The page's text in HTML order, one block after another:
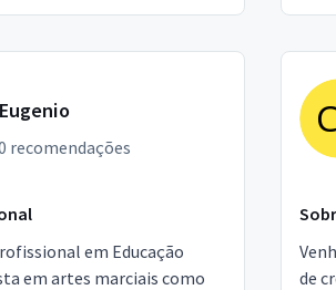
Eugenio
recomendações
em Educação
em artes marciais como
de